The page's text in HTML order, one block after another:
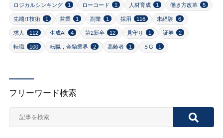
ロジカルシンキング 1 ローコード 1 人材育成 1 働き方改革 5
先端IT技術 1 兼業 1 副業 1 採用 116 未経験 6
求人 112 生成AI 4 第2新卒 12 見守り 1 証券 2
転職 100 転職，金融業界 2 高齢者 1 ５G 1
フリーワード検索